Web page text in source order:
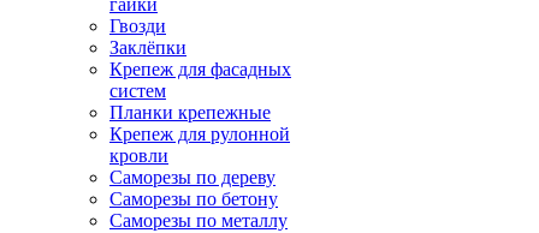
гайки
Гвозди
Заклёпки
Крепеж для фасадных
систем
Планки крепежные
Крепеж для рулонной
кровли
Саморезы по дереву
Саморезы по бетону
Саморезы по металлу